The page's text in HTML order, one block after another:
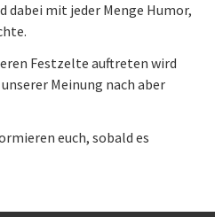
dabei mit jeder Menge Humor,
Festzelte auftreten wird
Meinung nach aber
euch, sobald es